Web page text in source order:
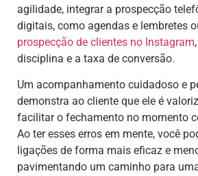
agilidade, integrar a prospecção
digitais, como agendas e lembretes
prospecção de clientes no Instagram
disciplina e a taxa de conversão.
Um acompanhamento cuidadoso e
demonstra ao cliente que ele é
facilitar o fechamento no momento
Ao ter esses erros em mente, você
ligações de forma mais eficaz e
pavimentando um caminho para